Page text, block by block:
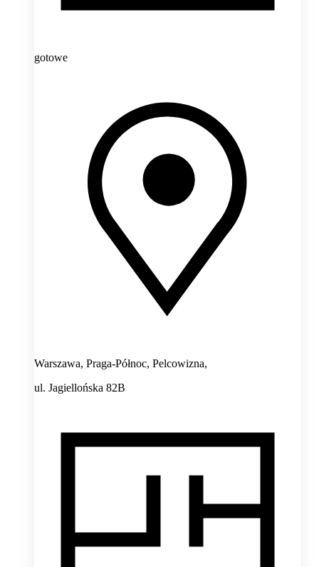
gotowe
Warszawa, Praga-Północ, Pelcowizna,
ul. Jagiellońska 82B